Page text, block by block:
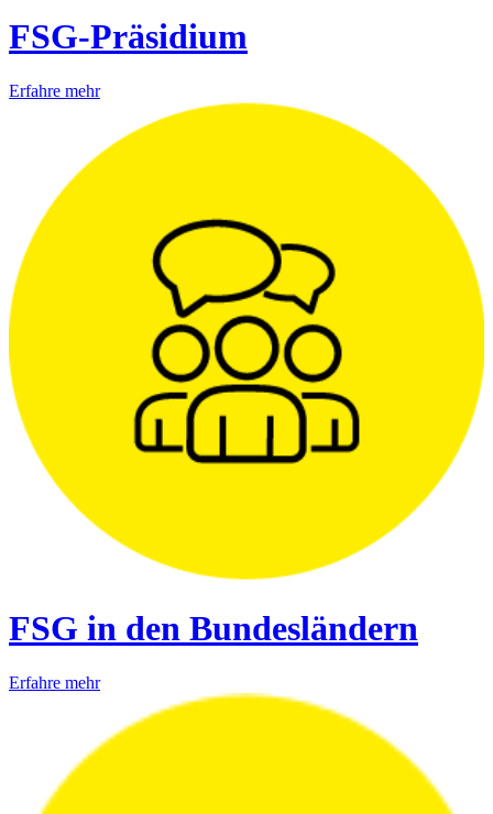
FSG-Präsidium
Erfahre mehr
FSG in den Bundesländern
Erfahre mehr